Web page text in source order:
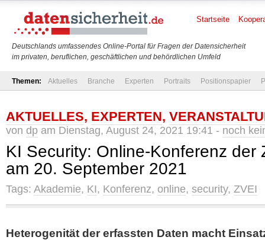
Deutschlands umfassendes Online-Portal für Fragen der Datensicherheit
im privaten, beruflichen, geschäftlichen und behördlichen Umfeld
Startseite
Themen: Aktuelles Branche Experten Portraits Positionspapier
AKTUELLES, EXPERTEN,
von dp am Dienstag, August 24, 2021 19:41 - noch
KI Security: Online-Konferenz der
am 20. September 2021
Tags: Akademie, KI, Konferenz, online, security, ZVEI
Heterogenität der erfassten Daten macht